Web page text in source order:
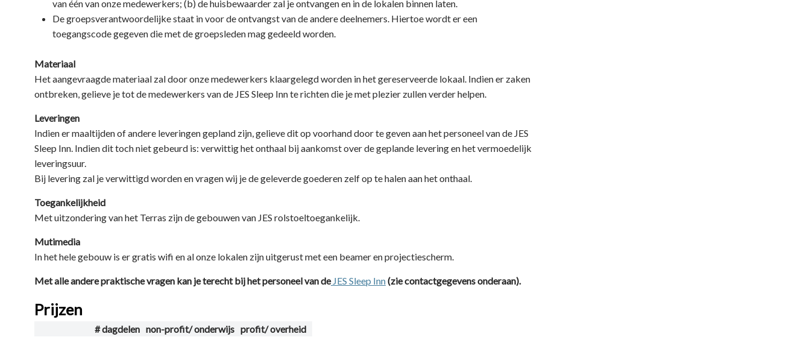
panose-1:2 7 4 9 2 2 5
2 4 4; mso-font-
mso-font-charset:0;
mso-generic-font-
font-format:other;
mso-font-pitch:fixed;
mso-font-signature:3
0 0 0 1 0;} @font-face
{font-family:”Cambria
Math”; panose-1:2 4 5
3 5 4 6 3 2 4; mso-font-
generic-font-
family:roman; mso-
font-pitch:variable;
van één van onze medewerkers; (b) de huisbewaarder zal je ontvangen en in de lokalen binnen laten.
De groepsverantwoordelijke staat in voor de ontvangst van de andere deelnemers. Hiertoe wordt er een
toegangscode gegeven die met de groepsleden mag gedeeld worden.
Materiaal
Het aangevraagde materiaal zal door onze medewerkers klaargelegd worden in het gereserveerde lokaal. Indien er zaken
ontbreken, gelieve je tot de medewerkers van de JES Sleep Inn te richten die je met plezier zullen verder helpen.
Leveringen
Indien er maaltijden of andere leveringen gepland zijn, gelieve dit op voorhand door te geven aan het personeel van de JES
Sleep Inn. Indien dit toch niet gebeurd is: verwittig het onthaal bij aankomst over de geplande levering en het vermoedelijk
leveringsuur.
Bij levering zal je verwittigd worden en vragen wij je de geleverde goederen zelf op te halen aan het onthaal.
Toegankelijkheid
Met uitzondering van het Terras zijn de gebouwen van JES rolstoeltoegankelijk.
Mutimedia
In het hele gebouw is er gratis wifi en al onze lokalen zijn uitgerust met een beamer en projectiescherm.
Met alle andere praktische vragen kan je terecht bij het personeel van deJES Sleep Inn(zie contactgegevens onderaan).
Prijzen
# dagdelen non-profit/ onderwijs profit/ overheid